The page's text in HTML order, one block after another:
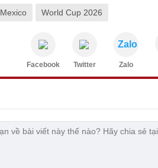
Mexico World Cup 2026
Facebook Twitter
Zalo
Zalo